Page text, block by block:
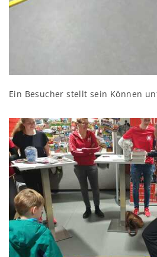
Ein Besucher stellt sein Können